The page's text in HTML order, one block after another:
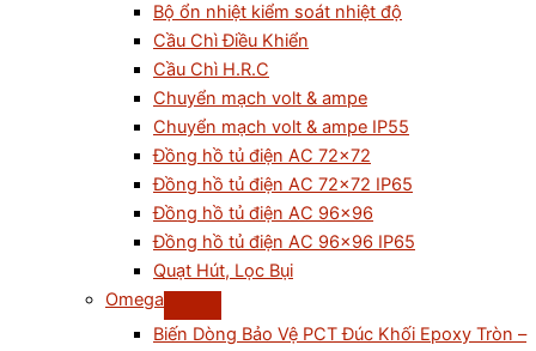
Bộ ổn nhiệt kiểm soát nhiệt độ
Cầu Chì Điều Khiển
Cầu Chì H.R.C
Chuyển mạch volt & ampe
Chuyển mạch volt & ampe IP55
Đồng hồ tủ điện AC 72×72
Đồng hồ tủ điện AC 72×72 IP65
Đồng hồ tủ điện AC 96×96
Đồng hồ tủ điện AC 96×96 IP65
Quạt Hút, Lọc Bụi
Omega
Biến Dòng Bảo Vệ PCT Đúc Khối Epoxy Tròn –